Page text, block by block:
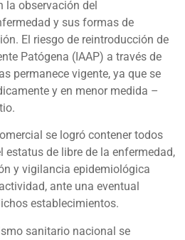
la observación del
y sus formas de
El riesgo de reintroducción de
Patógena (IAAP) a través de
permanece vigente, ya que se
y en menor medida –
se logró contener todos
estatus de libre de la enfermedad,
y vigilancia epidemiológica
ante una eventual
establecimientos.
sanitario nacional se